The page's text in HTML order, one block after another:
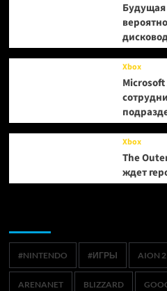
Xbox
Xbox
The
ждет
#NINTENDO #ИГРЫ AION 2
ARENANET BLIZZARD